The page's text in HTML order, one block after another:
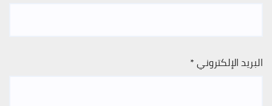
البريد الإلكتروني*